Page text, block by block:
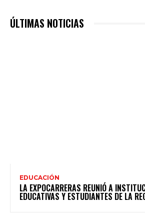
ÚLTIMAS NOTICIAS
EDUCACIÓN
LA EXPOCARRERAS REUNIÓ A
EDUCATIVAS Y ESTUDIANTES DE LA